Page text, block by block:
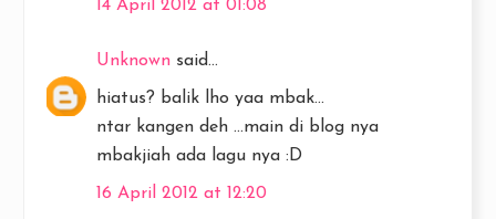
14 April 2012 at 01:08
Unknown said...
hiatus? balik lho yaa mbak...
ntar kangen deh ...main di blog nya
mbakjiah ada lagu nya :D
16 April 2012 at 12:20